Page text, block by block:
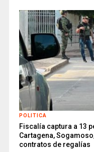
POLITICA
Fiscalía captura a 13
Cartagena,
contratos de regalías